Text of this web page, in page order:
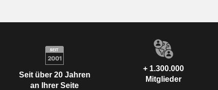
Seit über 20 Jahren
an Ihrer Seite
+ 1.300.000
Mitglieder